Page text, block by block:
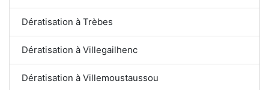
Dératisation à Trèbes
Dératisation à Villegailhenc
Dératisation à Villemoustaussou